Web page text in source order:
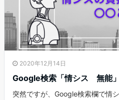
2020年12月14日
Google検索「情シス 無能
突然ですが、Google検索欄で情